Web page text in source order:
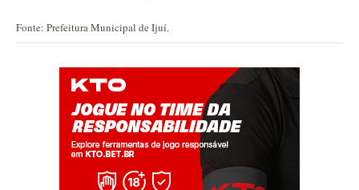
Fonte: Prefeitura Municipal de Ijuí.